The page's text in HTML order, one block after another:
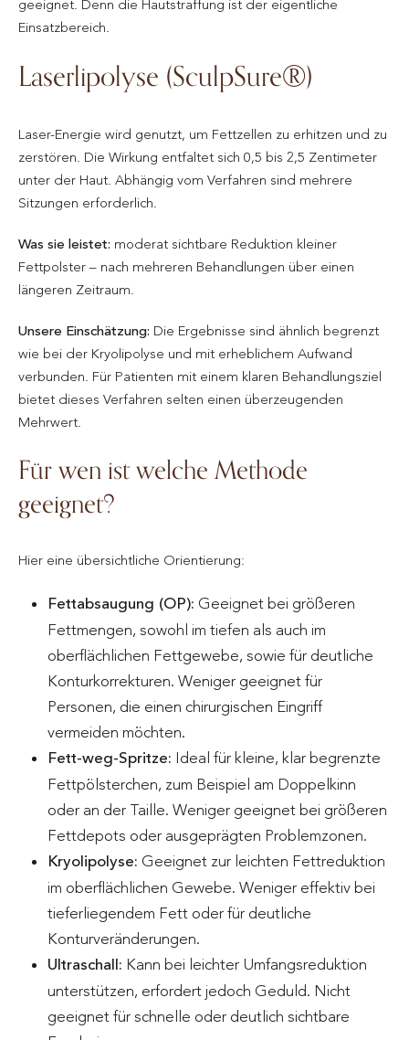
geeignet. Denn die Hautstraffung ist der eigentliche
Einsatzbereich.
Laserlipolyse (SculpSure®)
Laser-Energie wird genutzt, um Fettzellen zu erhitzen und zu
zerstören. Die Wirkung entfaltet sich 0,5 bis 2,5 Zentimeter
unter der Haut. Abhängig vom Verfahren sind mehrere
Sitzungen erforderlich.
Was sie leistet: moderat sichtbare Reduktion kleiner
Fettpolster – nach mehreren Behandlungen über einen
längeren Zeitraum.
Unsere Einschätzung: Die Ergebnisse sind ähnlich begrenzt
wie bei der Kryolipolyse und mit erheblichem Aufwand
verbunden. Für Patienten mit einem klaren Behandlungsziel
bietet dieses Verfahren selten einen überzeugenden
Mehrwert.
Für wen ist welche Methode
geeignet?
Hier eine übersichtliche Orientierung:
Fettabsaugung (OP): Geeignet bei größeren
Fettmengen, sowohl im tiefen als auch im
oberflächlichen Fettgewebe, sowie für deutliche
Konturkorrekturen. Weniger geeignet für
Personen, die einen chirurgischen Eingriff
vermeiden möchten.
Fett-weg-Spritze: Ideal für kleine, klar begrenzte
Fettpölsterchen, zum Beispiel am Doppelkinn
oder an der Taille. Weniger geeignet bei größeren
Fettdepots oder ausgeprägten Problemzonen.
Kryolipolyse: Geeignet zur leichten Fettreduktion
im oberflächlichen Gewebe. Weniger effektiv bei
tieferliegendem Fett oder für deutliche
Konturveränderungen.
Ultraschall: Kann bei leichter Umfangsreduktion
unterstützen, erfordert jedoch Geduld. Nicht
geeignet für schnelle oder deutlich sichtbare